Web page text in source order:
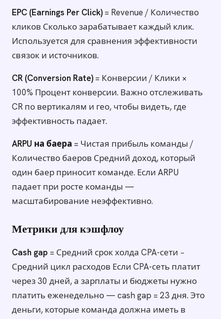
EPC (Earnings Per Click) = Revenue / Количество
кликов Сколько зарабатывает каждый клик.
Используется для сравнения эффективности
связок и источников.
CR (Conversion Rate) = Конверсии / Клики ×
100% Процент конверсии. Важно отслеживать
CR по вертикалям и гео, чтобы видеть, где
эффективность падает.
ARPU на баера = Чистая прибыль команды /
Количество баеров Средний доход, который
один баер приносит команде. Если ARPU
падает при росте команды —
масштабирование неэффективно.
Метрики для кэшфлоу
Cash gap = Средний срок холда CPA-сети −
Средний цикл расходов Если CPA-сеть платит
через 30 дней, а зарплаты и бюджеты нужно
платить еженедельно — cash gap = 23 дня. Это
деньги, которые команда должна иметь в